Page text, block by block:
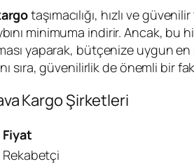
taşımacılığı, hızlı ve
minimuma indirir. Ancak,
yaparak, bütçenize uygun
sıra, güvenilirlik de önemli bir
Kargo Şirketleri
Fiyat
Rekabetçi